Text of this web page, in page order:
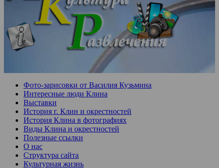
Фото-зарисовки от Василия Кузьмина
Интересные люди Клина
Выставки
История г. Клин и окрестностей
История Клина в фотографиях
Виды Клина и окрестностей
Полезные ссылки
О нас
Структура сайта
Культурная жизнь